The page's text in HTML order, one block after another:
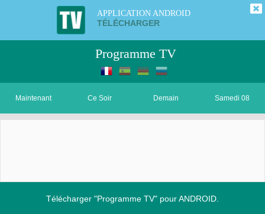
APPLICATION ANDROID
TÉLÉCHARGER
Programme TV
Maintenant Ce Soir Demain Samedi 08
Télécharger "Programme TV" pour ANDROID.